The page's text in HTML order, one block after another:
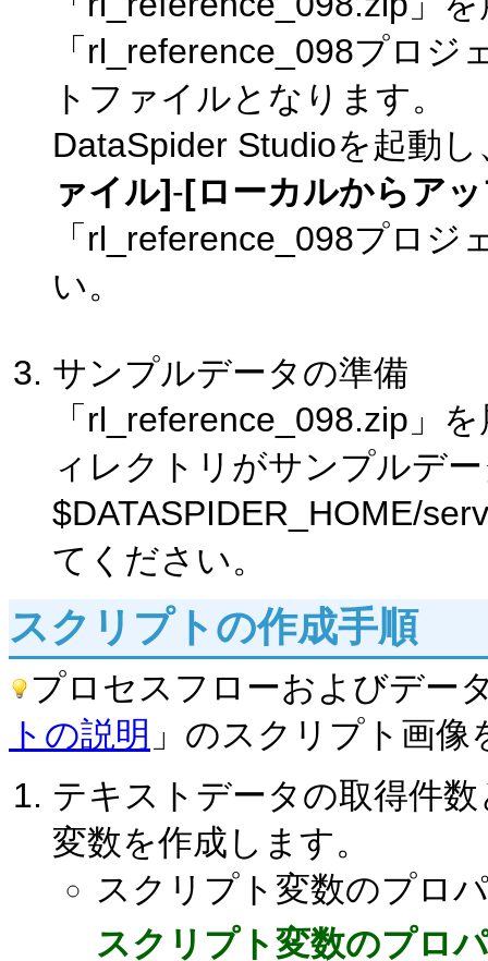
「rl_reference_098プロ
トファイルとなります。
DataSpider Studioを起動
ァイル]-[ローカルからア
「rl_reference_098プロ
い。
サンプルデータの準備
「rl_reference_098.zip」
ィレクトリがサンプルデ
$DATASPIDER_HOME/
てください。
スクリプトの作成手順
プロセスフローおよびデー
トの説明 」のスクリプト画
テキストデータの取得件
変数を作成します。
スクリプト変数のプロ
スクリプト変数のプロ